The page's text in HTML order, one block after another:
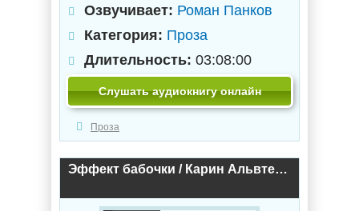
Озвучивает: Роман Панков
Категория: Проза
Длительность: 03:08:00
Слушать аудиокнигу онлайн
Проза
Эффект бабочки / Карин Альвтеген